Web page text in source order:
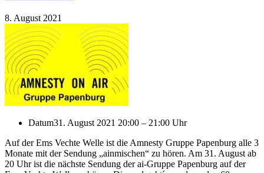
8. August 2021
Datum31. August 2021 20:00 – 21:00 Uhr
Auf der Ems Vechte Welle ist die Amnesty Gruppe Papenburg alle 3
Monate mit der Sendung „ainmischen“ zu hören. Am 31. August ab
20 Uhr ist die nächste Sendung der ai-Gruppe Papenburg auf der